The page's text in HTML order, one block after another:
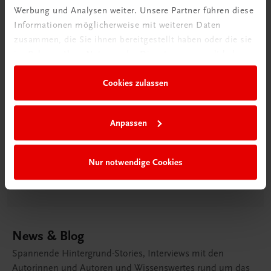
Werbung und Analysen weiter. Unsere Partner führen diese
Informationen möglicherweise mit weiteren Daten
zusammen, die Sie ihnen bereitgestellt haben oder die sie
Cookies zulassen
Anpassen
Nur notwendige Cookies
Dramatic Cake
Schwarzwaldklinik
kann der „kirschige“ Klassiker aus dem Schwarzwald
Zum Rezept
News & Blog
Spannende Hintergrund-Stories, Interviews mit den
Autorinnen und Autoren und Wissenswertes rund um das